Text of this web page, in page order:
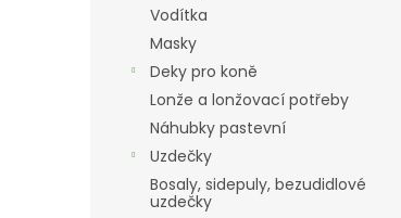
Vodítka
Masky
Deky pro koně
Lonže a lonžovací potřeby
Náhubky pastevní
Uzdečky
Bosaly, sidepuly, bezudidlové
uzdečky